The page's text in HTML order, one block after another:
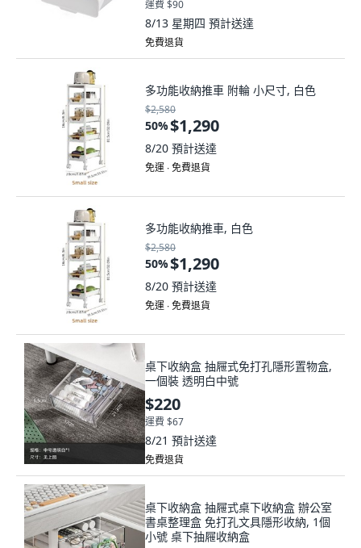
運費 $90
8/13 星期四 預計送達
免費退貨
多功能收納推車 附輪 小尺寸, 白色
$2,580
50%$1,290
8/20 預計送達
免運 ∙ 免費退貨
多功能收納推車, 白色
$2,580
50%$1,290
8/20 預計送達
免運 ∙ 免費退貨
桌下收納盒 抽屜式免打孔隱形置物盒,
一個裝 透明白中號
$220
運費 $67
8/21 預計送達
免費退貨
桌下收納盒 抽屜式桌下收納盒 辦公室
書桌整理盒 免打孔文具隱形收納, 1個
小號 桌下抽屜收納盒